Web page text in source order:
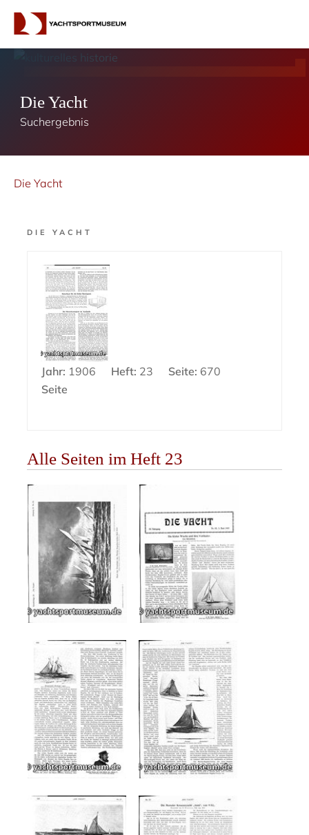
Die Yacht
Suchergebnis
Die Yacht
DIE YACHT
Jahr: 1906 Heft: 23 Seite: 670
Seite
Alle Seiten im Heft 23